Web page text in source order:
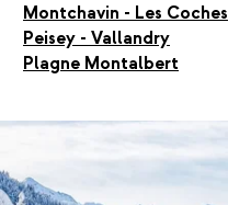
Montchavin - Les Coches
Peisey - Vallandry
Plagne Montalbert